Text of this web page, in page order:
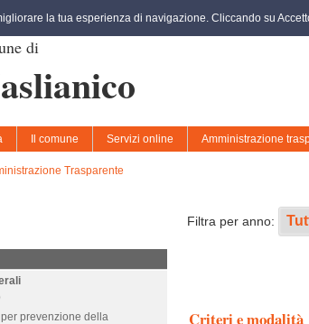
di
Il comune Servizi online Amministrazione
Trasparente
prevenzione della
Filtra per anno:
Criteri e modalità
la tua esperienza di navigazione. Cliccando su